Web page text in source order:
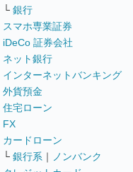
└ 銀行
スマホ専業証券
iDeCo 証券会社
ネット銀行
インターネットバンキング
外貨預金
住宅ローン
FX
カードローン
└ 銀行系 ｜
ノンバンク